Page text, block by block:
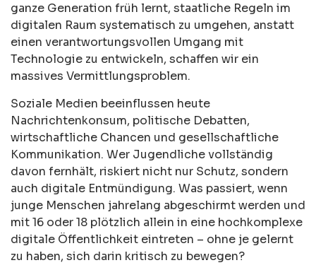
ganze Generation früh lernt, staatliche Regeln im
digitalen Raum systematisch zu umgehen, anstatt
einen verantwortungsvollen Umgang mit
Technologie zu entwickeln, schaffen wir ein
massives Vermittlungsproblem.
Soziale Medien beeinflussen heute
Nachrichtenkonsum, politische Debatten,
wirtschaftliche Chancen und gesellschaftliche
Kommunikation. Wer Jugendliche vollständig
davon fernhält, riskiert nicht nur Schutz, sondern
auch digitale Entmündigung. Was passiert, wenn
junge Menschen jahrelang abgeschirmt werden und
mit 16 oder 18 plötzlich allein in eine hochkomplexe
digitale Öffentlichkeit eintreten – ohne je gelernt
zu haben, sich darin kritisch zu bewegen?